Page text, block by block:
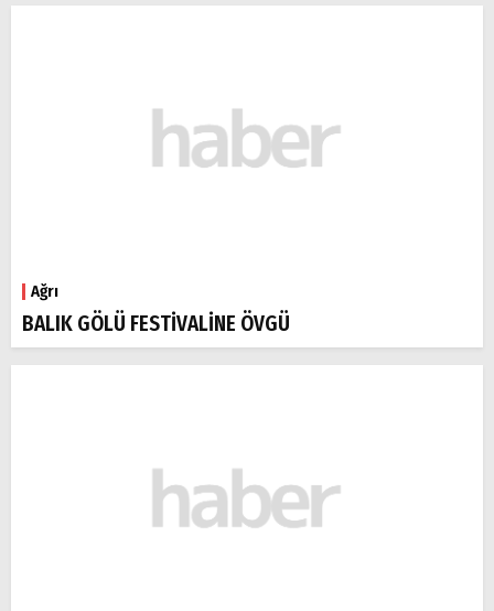
Ağrı
BALIK GÖLÜ FESTİVALİNE ÖVGÜ